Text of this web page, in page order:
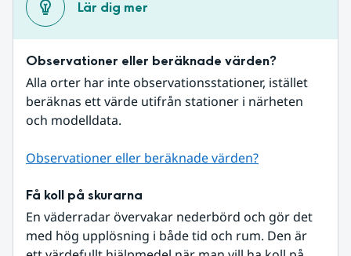
Lär dig mer
Observationer eller beräknade värden?
Alla orter har inte observationsstationer, istället
beräknas ett värde utifrån stationer i närheten
och modelldata.
Observationer eller beräknade värden?
Få koll på skurarna
En väderradar övervakar nederbörd och gör det
med hög upplösning i både tid och rum. Den är